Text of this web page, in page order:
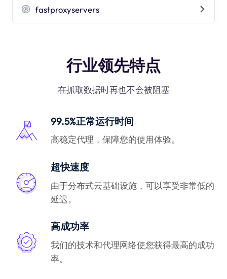
fastproxyservers
行业领先特点
在抓取数据时再也不会被阻塞
99.5%正常运行时间
高稳定代理，保障您的使用体验。
超快速度
由于分布式云基础设施，可以享受非常低的
延迟。
高成功率
我们的技术和代理网络使您获得最高的成功
率。